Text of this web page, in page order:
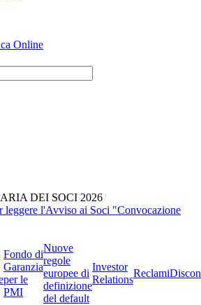
Online
DEI SOCI 2026
leggere l'Avviso ai Soci "Convocazione
Fondo di
Garanzia
per le
PMI
Nuove
regole
europee di
definizione
del default
Investor
Relations
Reclami